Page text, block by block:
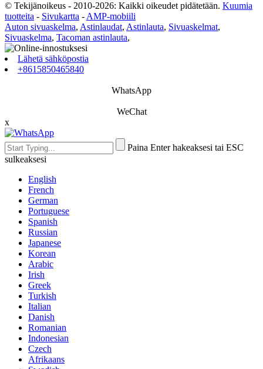
© Tekijänoikeus - 2010-2026: Kaikki oikeudet pidätetään. Kuumia
tuotteita - Sivukartta - AMP-mobiili
Auton sivuaskelma, Astinlaudat, Astinlauta, Sivuaskelmat,
Sivuaskelma, Tacoman astinlauta,
Lähetä sähköpostia
+8615850465840
WhatsApp
WeChat
x
Paina Enter hakeaksesi tai ESC
sulkeaksesi
English
French
German
Portuguese
Spanish
Russian
Japanese
Korean
Arabic
Irish
Greek
Turkish
Italian
Danish
Romanian
Indonesian
Czech
Afrikaans